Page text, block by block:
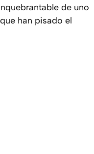
de uno
han pisado el